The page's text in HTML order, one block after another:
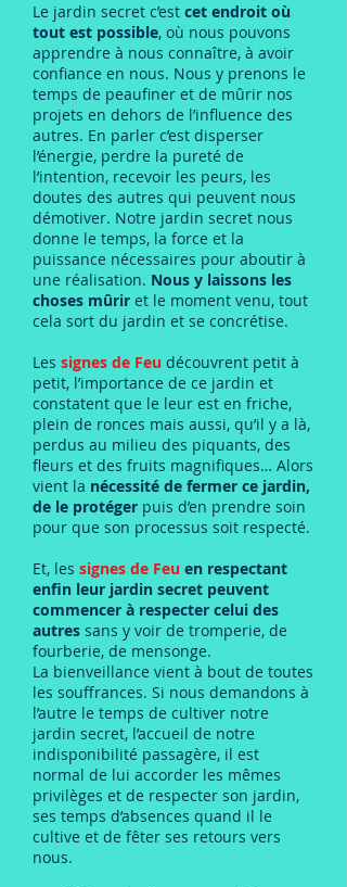
Le jardin secret c’est cet endroit où
tout est possible, où nous pouvons
apprendre à nous connaître, à avoir
confiance en nous. Nous y prenons le
temps de peaufiner et de mûrir nos
projets en dehors de l’influence des
autres. En parler c’est disperser
l’énergie, perdre la pureté de
l’intention, recevoir les peurs, les
doutes des autres qui peuvent nous
démotiver. Notre jardin secret nous
donne le temps, la force et la
puissance nécessaires pour aboutir à
une réalisation. Nous y laissons les
choses mûrir et le moment venu, tout
cela sort du jardin et se concrétise.
Les signes de Feu découvrent petit à
petit, l’importance de ce jardin et
constatent que le leur est en friche,
plein de ronces mais aussi, qu’il y a là,
perdus au milieu des piquants, des
fleurs et des fruits magnifiques… Alors
vient la nécessité de fermer ce jardin,
de le protéger puis d’en prendre soin
pour que son processus soit respecté.
Et, les signes de Feu en respectant
enfin leur jardin secret peuvent
commencer à respecter celui des
autres sans y voir de tromperie, de
fourberie, de mensonge.
La bienveillance vient à bout de toutes
les souffrances. Si nous demandons à
l’autre le temps de cultiver notre
jardin secret, l’accueil de notre
indisponibilité passagère, il est
normal de lui accorder les mêmes
privilèges et de respecter son jardin,
ses temps d’absences quand il le
cultive et de fêter ses retours vers
nous.